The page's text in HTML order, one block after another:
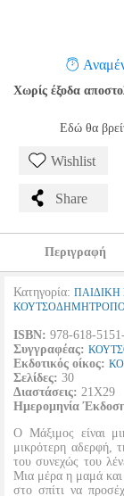
Χωρίς έξοδα
Εδώ θα
Wishlist
Share
Περιγραφή
Κατηγορία:
ISBN: 978-618-
Συγγραφέας:
Εκδοτικός οίκος:
Σελίδες: 30
Διαστάσεις: 21Χ29
Ημερομηνία
Ο Μάξιμος είναι
μικρότερη αδερφή,
του συνεχώς του
Μια μέρα η μαμά και
στο σπίτι να